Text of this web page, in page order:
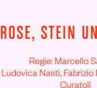
ROSE, STEIN
Regie: Marcello
Ludovica Nasti, Fabrizio
Curatoli